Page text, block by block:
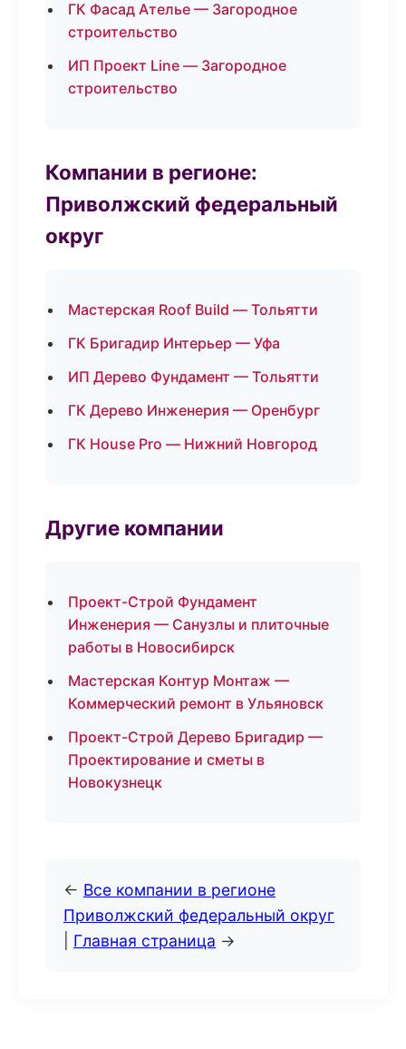
ГК Фасад Ателье — Загородное
строительство
ИП Проект Line — Загородное
строительство
Компании в регионе:
Приволжский федеральный
округ
Мастерская Roof Build — Тольятти
ГК Бригадир Интерьер — Уфа
ИП Дерево Фундамент — Тольятти
ГК Дерево Инженерия — Оренбург
ГК House Pro — Нижний Новгород
Другие компании
Проект-Строй Фундамент
Инженерия — Санузлы и плиточные
работы в Новосибирск
Мастерская Контур Монтаж —
Коммерческий ремонт в Ульяновск
Проект-Строй Дерево Бригадир —
Проектирование и сметы в
Новокузнецк
← Все компании в регионе
Приволжский федеральный округ
Главная страница →